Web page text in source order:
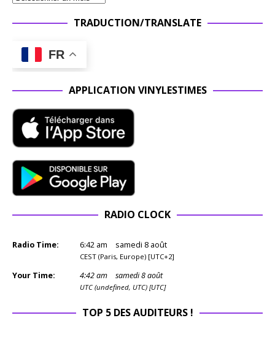
TRADUCTION/TRANSLATE
FR
APPLICATION VINYLESTIMES
RADIO CLOCK
Radio Time: 6:42 am samedi 8 août
CEST (Paris, Europe) [UTC+2]
Your Time: 4:42am samedi 8 août
UTC (undefined, UTC) [UTC]
TOP 5 DES AUDITEURS !